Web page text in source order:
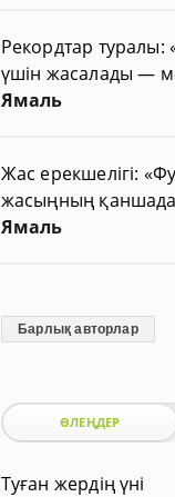
Рекордтар туралы:
үшін жасалады —
Ямаль
Жас ерекшелігі:
жасыңның
Ямаль
Барлық авторлар
ӨЛЕҢДЕР
Туған жердің үні